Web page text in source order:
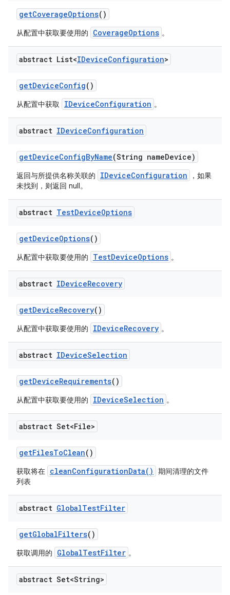
getCoverageOptions()
从配置中获取要使用的 CoverageOptions 。
abstract List<IDeviceConfiguration>
getDeviceConfig()
从配置中获取 IDeviceConfiguration 。
abstract IDeviceConfiguration
getDeviceConfigByName(String nameDevice)
返回与所提供名称关联的 IDeviceConfiguration
，如果
未找到，则返回 null。
abstract TestDeviceOptions
getDeviceOptions()
从配置中获取要使用的 TestDeviceOptions 。
abstract IDeviceRecovery
getDeviceRecovery()
从配置中获取要使用的 IDeviceRecovery 。
abstract IDeviceSelection
getDeviceRequirements()
从配置中获取要使用的 IDeviceSelection 。
abstract Set<File>
getFilesToClean()
获取将在 cleanConfigurationData()
期间清理的文件
列表
abstract GlobalTestFilter
getGlobalFilters()
获取调用的 GlobalTestFilter 。
abstract Set<String>